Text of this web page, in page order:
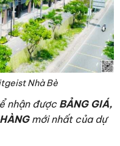
Nhà Bè
nhận được BẢNG GIÁ,
mới nhất của dự